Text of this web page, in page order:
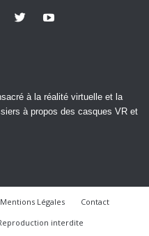
à la réalité virtuelle et la
à propos des casques VR et
Mentions Légales
Contact
interdite